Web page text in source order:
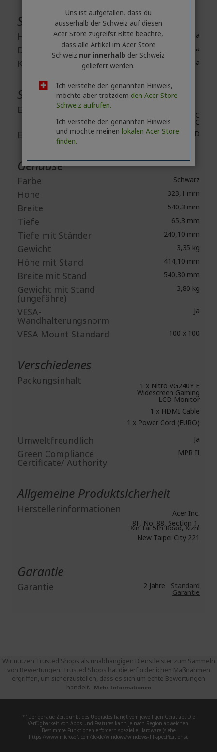
Schnittstellen / Anschlüsse
HDMI Ja
DisplayPort Ja
Kopfhörer Ja
Stromversorgung
Eingangsspannung 120 V AC
230 V AC
Energieeffizienzklasse D
Gehäuse
Farbe Schwarz
Höhe 323,1 mm
Breite 540,3 mm
Tiefe 65,3 mm
Tiefe mit Ständer 240,10 mm
Gewicht 3,35 kg
Höhe mit Stand 414,10 mm
Breite mit Stand 540,30 mm
Gewicht mit Stand
(ungefähre)
3,80 kg
VESA-
Wandhalterungsnorm
Ja
VESA Mount Standard 100 x 100
Verschiedenes
Packungsinhalt 1 x Nitro VG240Y E
Widescreen Gaming
LCD Monitor
1 x HDMI Cable
1 x Power Cord (EURO)
Umweltfreundlich Ja
Green Compliance
Certificate/ Authority
MPR II
Allgemeine Produktsicherheit
Herstellerinformationen
Acer Inc.
8F, No. 88, Section 1,
Xin Tai 5th Road, Xizhi
New Taipei City 221
Garantie
Garantie 2 Jahre Standard
Garantie
Wir nutzen Trusted Shops als unabhängigen Dienstleister zum Sammeln
von Bewertungen. Trusted Shops hat die erforderlichen Maßnahmen
ergriffen, um sicherzustellen, dass es sich um echte Bewertungen
handelt.
Mehr Informationen
*1Der genaue Zeitpunkt des Upgrades hängt vom jeweiligen Gerät ab. Die
Verfügbarkeit von Apps und Features kann je nach Region abweichen.
Bestimmte Funktionen erfordern spezielle Hardware (siehe
https://www.microsoft.com/de-de/windows/windows-11-specifications).
Uns ist aufgefallen, dass du
ausserhalb ​der Schweiz auf diesen
Acer Store zugreifst.​Bitte beachte,
dass alle Artikel im Acer Store
Schweiz nur innerhalb der Schweiz
geliefert werden.
Ich verstehe den genannten Hinweis,
möchte aber trotzdem den Acer Store
Schweiz aufrufen.
Ich verstehe den genannten Hinweis
und möchte meinen lokalen Acer Store
finden.